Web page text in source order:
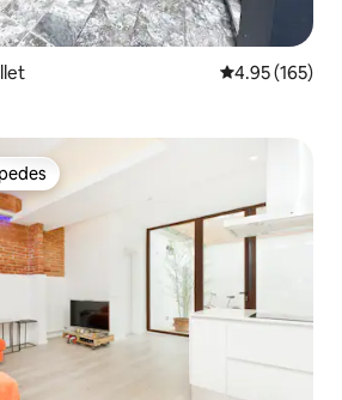
Calificación
4.95 (165)